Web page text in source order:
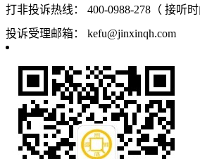
打非投诉热线：
400-0988-278（ 接听时
投诉受理邮箱：
kefu@jinxinqh.com